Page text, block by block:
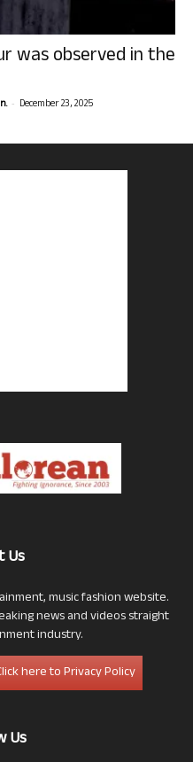
was observed in the
- December 23, 2025
Us
music fashion website.
news and videos straight
industry.
here to Privacy Policy
Us